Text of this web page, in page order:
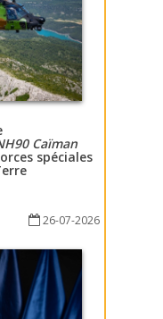
Caïman
spéciales
26-07-2026